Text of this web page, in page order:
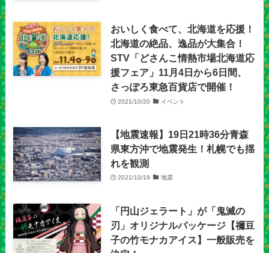
おいしく食べて、北海道を応援！
北海道の絶品、逸品が大集合！
STV「どさんこ情熱市場北海道応
援フェア」11月4日から6日間、
さっぽろ東急百貨店で開催！
2021/10/20 イベント
【地震速報】19日21時36分青森
県東方沖で地震発生！札幌でも揺
れを観測
2021/10/19 地震
「円山ジェラート」が「鬼滅の
刃」オリジナルパッケージ【禰󠄀豆
子の竹モナカアイス】一般販売を